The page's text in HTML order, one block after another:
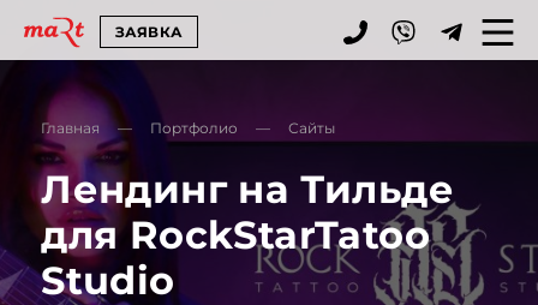
ЗАЯВКА
Главная — Портфолио — Сайты
Лендинг на Тильде
для RockStarTatoo
Studio